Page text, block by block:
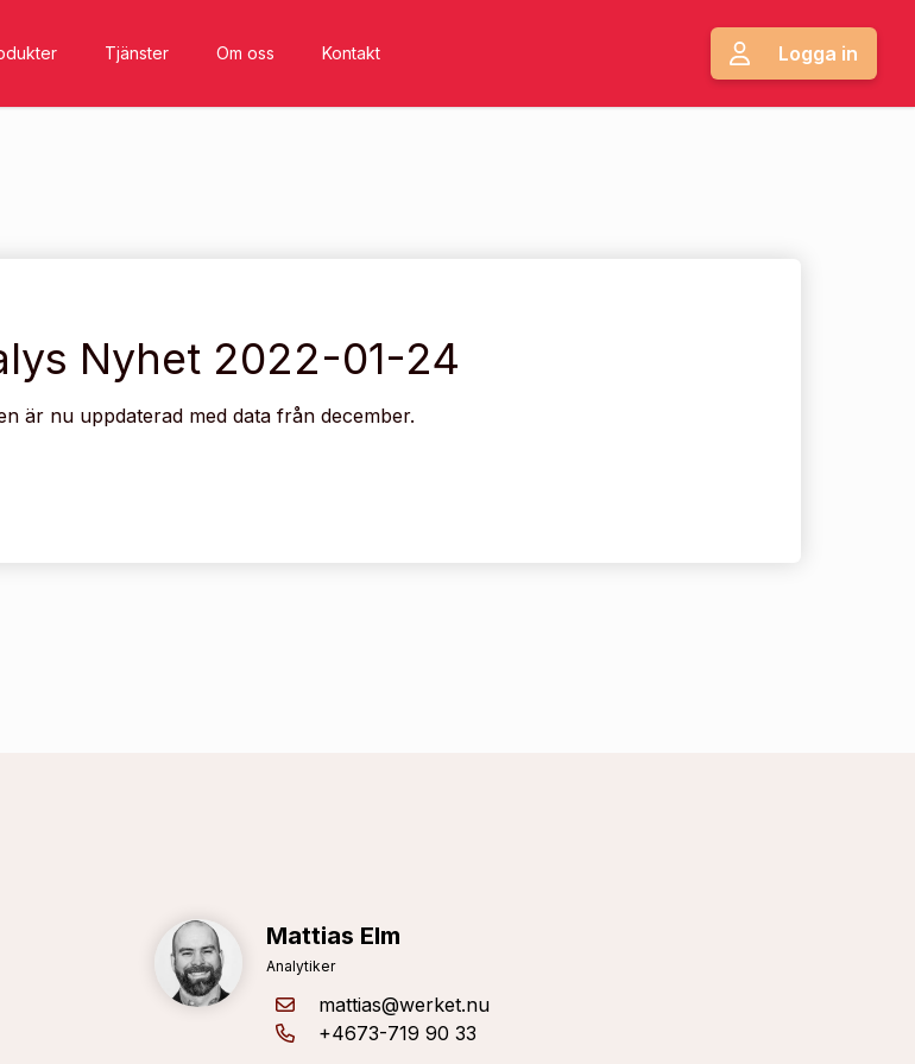
Tjänster Om oss Kontakt Logga in
Nyhet 2022-01-24
är nu uppdaterad med data från december.
Mattias Elm
Analytiker
mattias@werket.nu
+4673-719 90 33